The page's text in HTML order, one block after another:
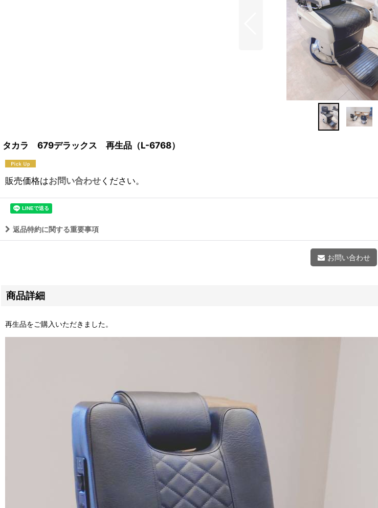
タカラ 679デラックス 再生品（L-6768）
販売価格はお問い合わせください。
返品特約に関する重要事項
お問い合わせ
商品詳細
再生品をご購入いただきました。